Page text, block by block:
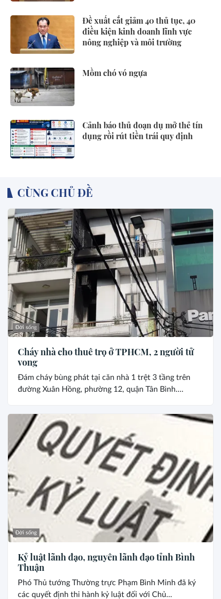
Đề xuất cắt giảm 40 thủ tục, 40
điều kiện kinh doanh lĩnh vực
nông nghiệp và môi trường
Mồm chó vó ngựa
Cảnh báo thủ đoạn dụ mở thẻ tín
dụng rồi rút tiền trái quy định
CÙNG CHỦ ĐỀ
Đời sống
Cháy nhà cho thuê trọ ở TPHCM, 2 người tử
vong
Đám cháy bùng phát tại căn nhà 1 trệt 3 tầng trên
đường Xuân Hồng, phường 12, quận Tân Bình....
Đời sống
Kỷ luật lãnh đạo, nguyên lãnh đạo tỉnh Bình
Thuận
Phó Thủ tướng Thường trực Phạm Bình Minh đã ký
các quyết định thi hành kỷ luật đối với Chủ...